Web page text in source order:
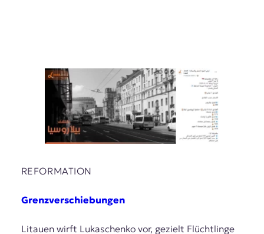
REFORMATION
Grenzverschiebungen
Litauen wirft Lukaschenko vor, gezielt Flüchtlinge